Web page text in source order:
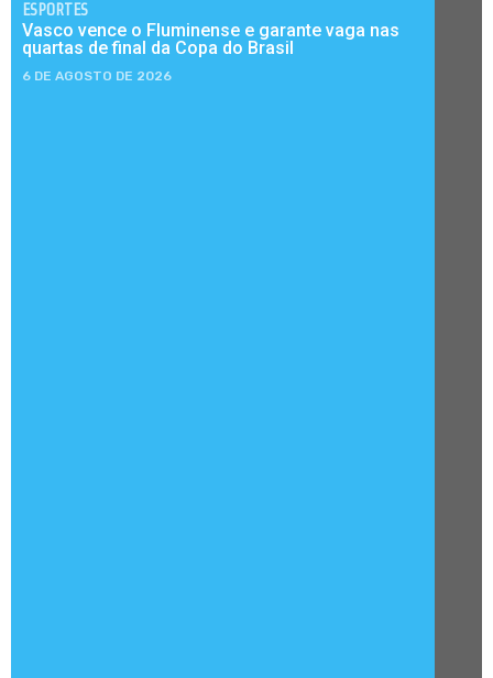
ESPORTES
Vasco vence o Fluminense e garante vaga nas
quartas de final da Copa do Brasil
6 DE AGOSTO DE 2026